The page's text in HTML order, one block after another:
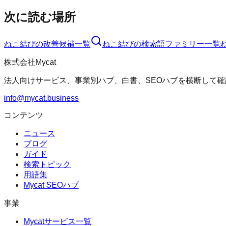
次に読む場所
ねこ結びの改善候補一覧 ねこ結びの検索語ファミリー一覧
株式会社Mycat
法人向けサービス、事業別ハブ、白書、SEOハブを横断して確
info@mycat.business
コンテンツ
ニュース
ブログ
ガイド
検索トピック
用語集
Mycat SEOハブ
事業
Mycatサービス一覧